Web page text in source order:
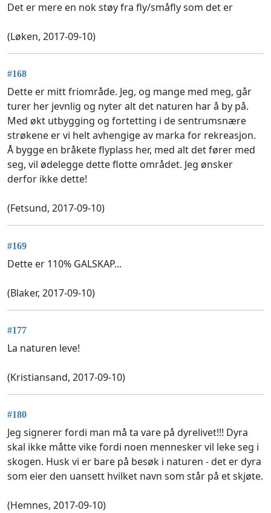
Det er mere en nok støy fra fly/småfly som det er
(Løken, 2017-09-10)
#168
Dette er mitt friområde. Jeg, og mange med meg, går
turer her jevnlig og nyter alt det naturen har å by på.
Med økt utbygging og fortetting i de sentrumsnære
strøkene er vi helt avhengige av marka for rekreasjon.
Å bygge en bråkete flyplass her, med alt det fører med
seg, vil ødelegge dette flotte området. Jeg ønsker
derfor ikke dette!
(Fetsund, 2017-09-10)
#169
Dette er 110% GALSKAP...
(Blaker, 2017-09-10)
#177
La naturen leve!
(Kristiansand, 2017-09-10)
#180
Jeg signerer fordi man må ta vare på dyrelivet!!! Dyra
skal ikke måtte vike fordi noen mennesker vil leke seg i
skogen. Husk vi er bare på besøk i naturen - det er dyra
som eier den uansett hvilket navn som står på et skjøte.
(Hemnes, 2017-09-10)